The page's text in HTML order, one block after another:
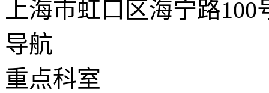
上海市虹口区海宁路100
导航
重点科室